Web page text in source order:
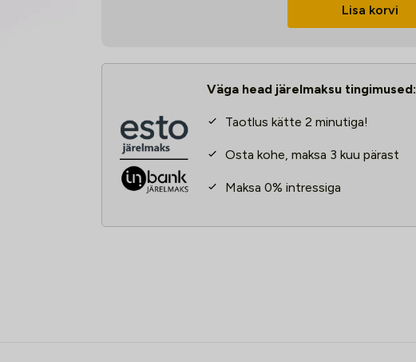
Lisa korvi
Väga head järelmaksu tingimused:
Taotlus kätte 2 minutiga!
Osta kohe, maksa 3 kuu pärast
Maksa 0% intressiga